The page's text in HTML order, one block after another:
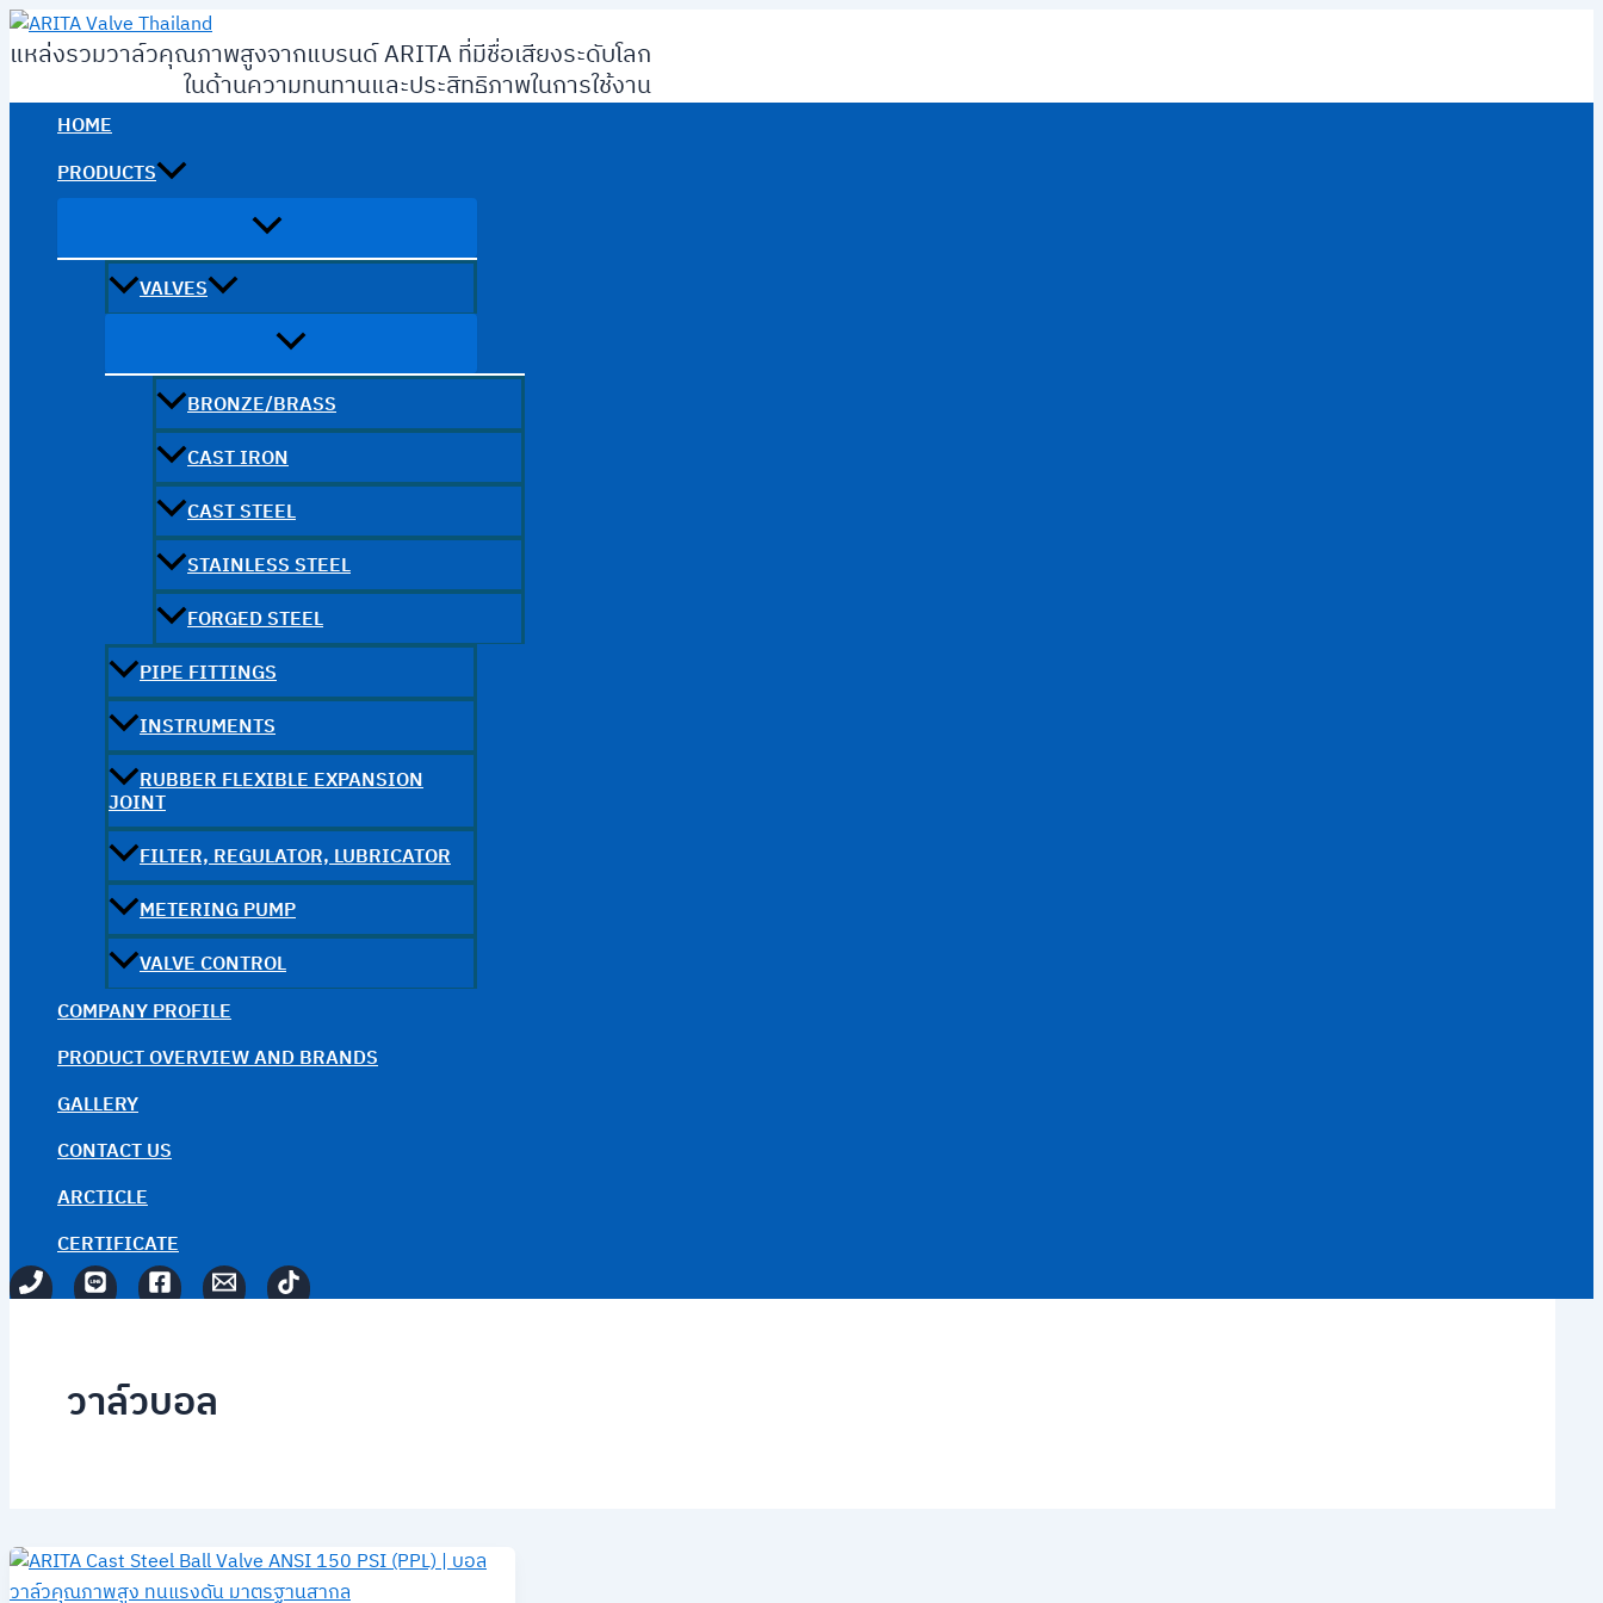
Skip
to
แหล่งรวมวาล์วคุณภาพสูงจากแบรนด์ ARITA ที่มีชื่อเสียงระดับโลก
ในด้านความทนทานและประสิทธิภาพในการใช้งาน
HOME
PRODUCTS
VALVES
BRONZE/BRASS
CAST IRON
CAST STEEL
STAINLESS STEEL
FORGED STEEL
PIPE FITTINGS
INSTRUMENTS
RUBBER FLEXIBLE EXPANSION
JOINT
FILTER, REGULATOR, LUBRICATOR
METERING PUMP
VALVE CONTROL
COMPANY PROFILE
PRODUCT OVERVIEW AND BRANDS
GALLERY
CONTACT US
ARCTICLE
CERTIFICATE
วาล์วบอล